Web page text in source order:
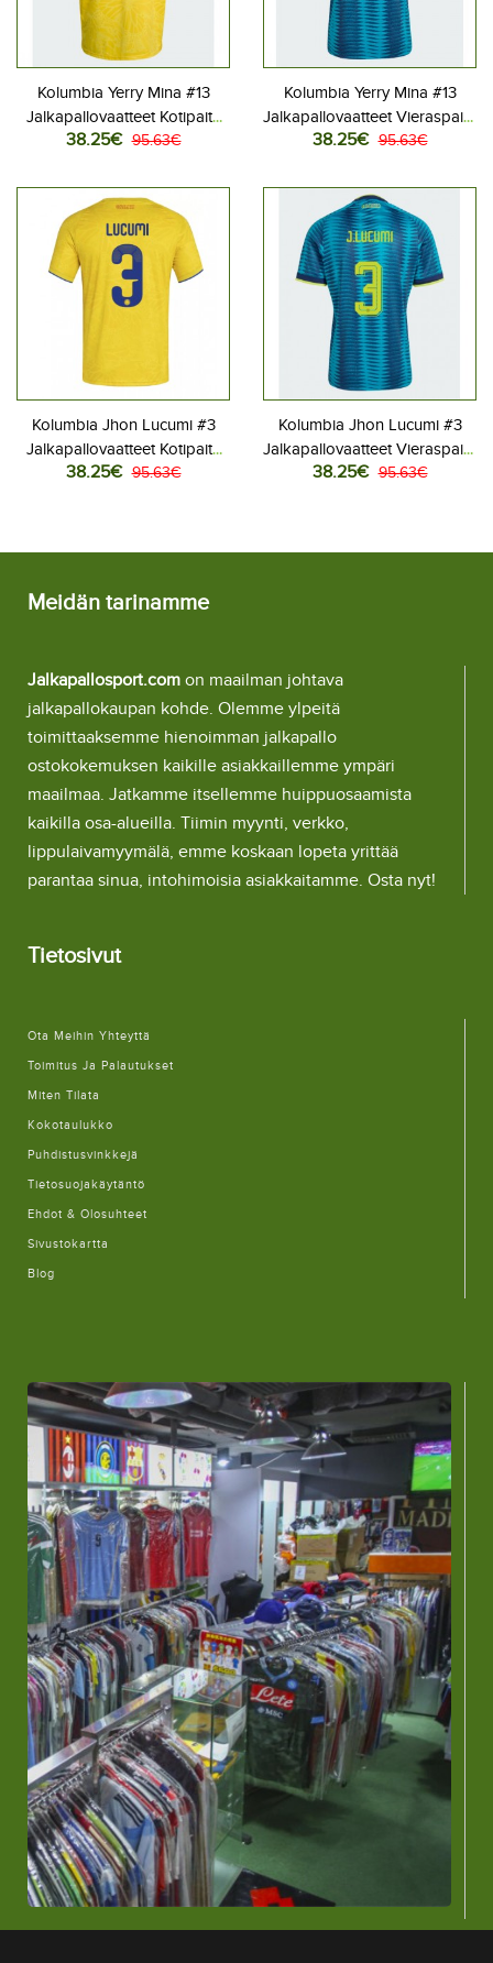
Kolumbia Yerry Mina #13
Jalkapallovaatteet Kotipaita
MM-kisat 2026 Lyhythihainen
38.25€ 95.63€
Kolumbia Yerry Mina #13
Jalkapallovaatteet Vieraspaita
MM-kisat 2026 Lyhythihainen
38.25€ 95.63€
Kolumbia Jhon Lucumi #3
Jalkapallovaatteet Kotipaita
MM-kisat 2026 Lyhythihainen
38.25€ 95.63€
Kolumbia Jhon Lucumi #3
Jalkapallovaatteet Vieraspaita
MM-kisat 2026 Lyhythihainen
38.25€ 95.63€
Meidän tarinamme
Jalkapallosport.com on maailman johtava
jalkapallokaupan kohde. Olemme ylpeitä
toimittaaksemme hienoimman jalkapallo
ostokokemuksen kaikille asiakkaillemme ympäri
maailmaa. Jatkamme itsellemme huippuosaamista
kaikilla osa-alueilla. Tiimin myynti, verkko,
lippulaivamyymälä, emme koskaan lopeta yrittää
parantaa sinua, intohimoisia asiakkaitamme. Osta nyt!
Tietosivut
Ota Meihin Yhteyttä
Toimitus Ja Palautukset
Miten Tilata
Kokotaulukko
Puhdistusvinkkejä
Tietosuojakäytäntö
Ehdot & Olosuhteet
Sivustokartta
Blog